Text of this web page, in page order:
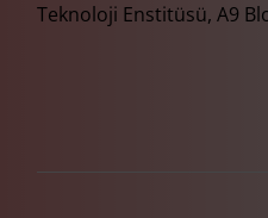
Teknoloji Enstitüsü, A9